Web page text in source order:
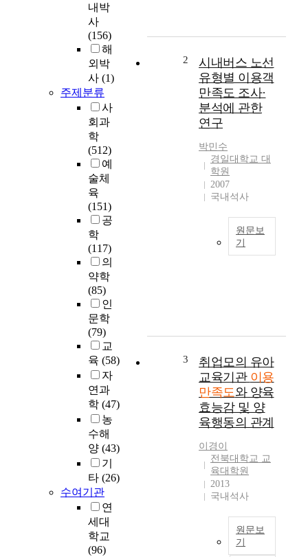
내박
사
(156)
해
외박
사 (1)
주제분류
사
회과
학
(512)
예
술체
육
(151)
공
학
(117)
의
약학
(85)
인
문학
(79)
교
육 (58)
자
연과
학 (47)
농
수해
양 (43)
기
타 (26)
수여기관
연
세대
학교
(96)
2
시내버스 노선
유형별 이용객
만족도 조사·
분석에 관한
연구
박민수
경일대학교 대
학원
2007
국내석사
원문보
기
3
취업모의 유아
교육기관 이용
만족도와 양육
효능감 및 양
육행동의 관계
이경이
전북대학교 교
육대학원
2013
국내석사
원문보
기